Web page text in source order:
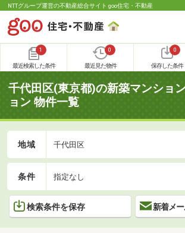
NTTグループ運営の不動産総合サイト goo住宅・不動産
1
最近検索した条件
0
最近見た物件
0
保存した条件
千代田区(東京都)の新築マンショ
ョン 物件一覧
地域 千代田区
条件 指定なし
検索条件を保存 新着メ